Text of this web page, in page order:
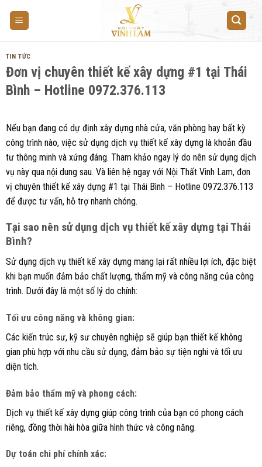
TIN TỨC
Đơn vị chuyên thiết kế xây dựng #1 tại Thái
Bình – Hotline 0972.376.113
Nếu bạn đang có dự định xây dựng nhà cửa, văn phòng hay bất kỳ
công trình nào, việc sử dụng dịch vụ thiết kế xây dựng là khoản đầu
tư thông minh và xứng đáng. Tham khảo ngay lý do nên sử dụng dịch
vụ này qua nội dung sau. Và liên hệ ngay với Nội Thất Vinh Lam, đơn
vị chuyên thiết kế xây dựng #1 tại Thái Bình – Hotline 0972.376.113
để được tư vấn, hỗ trợ nhanh chóng.
Tại sao nên sử dụng dịch vụ thiết kế xây dựng tại Thái
Bình?
Sử dụng dịch vụ thiết kế xây dựng mang lại rất nhiều lợi ích, đặc biệt
khi bạn muốn đảm bảo chất lượng, thẩm mỹ và công năng của công
trình. Dưới đây là một số lý do chính:
Tối ưu công năng và không gian:
Các kiến trúc sư, kỹ sư chuyên nghiệp sẽ giúp bạn thiết kế không
gian phù hợp với nhu cầu sử dụng, đảm bảo sự tiện nghi và tối ưu
diện tích.
Đảm bảo thẩm mỹ và phong cách:
Dịch vụ thiết kế xây dựng giúp công trình của bạn có phong cách
riêng, đồng thời hài hòa giữa hình thức và công năng.
Dự toán chi phí chính xác: